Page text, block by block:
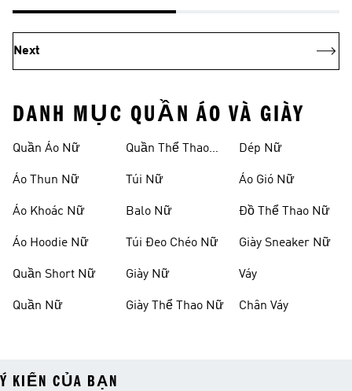
Next
DANH MỤC QUẦN ÁO VÀ GIÀY
Quần Áo Nữ
Áo Thun Nữ
Áo Khoác Nữ
Áo Hoodie Nữ
Quần Short Nữ
Quần Nữ
Quần Thể Thao
Túi Nữ
Balo Nữ
Túi Đeo Chéo Nữ
Giày Nữ
Giày Thể Thao Nữ
Dép Nữ
Áo Gió Nữ
Đồ Thể Thao Nữ
Giày Sneaker Nữ
Váy
Chân Váy
Ý KIẾN CỦA BẠN